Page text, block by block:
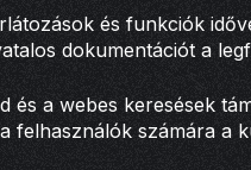
és funkciók
dokumentációt a
és a webes keresések
felhasználók számára a